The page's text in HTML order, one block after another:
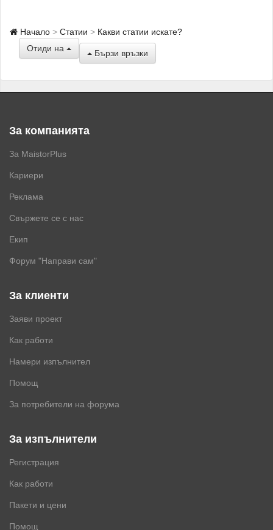
Начало Статии
Какви статии искате?
Отиди на
Бързи връзки
За компанията
За MaistorPlus
Кариери
Реклама
Свържете се с нас
Екип
Форум "Направи сам"
За клиенти
Заяви проект
Как работи
Намери изпълнител
Помощ
За потребители на форума
За изпълнители
Регистрация
Как работи
Пакети и цени
Помощ